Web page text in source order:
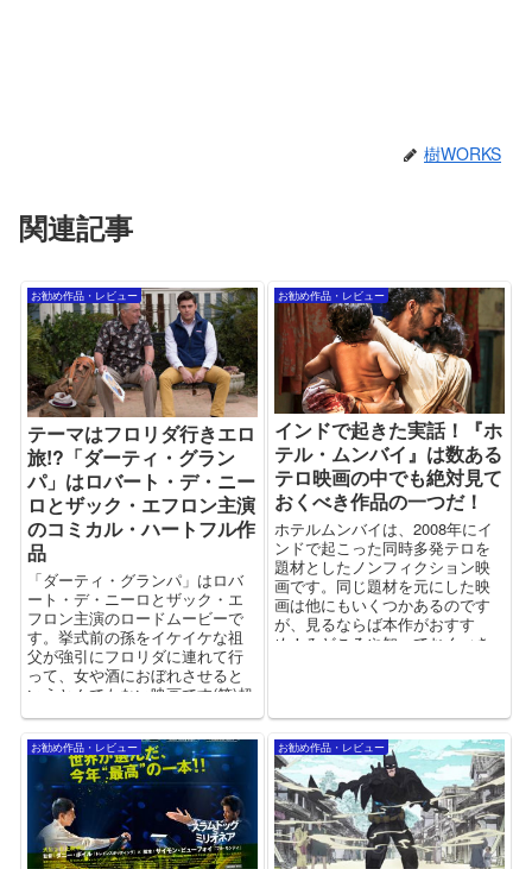
樹WORKS
関連記事
お勧め作品・レビュー
テーマはフロリダ行きエロ
旅!?「ダーティ・グラン
パ」はロバート・デ・ニー
ロとザック・エフロン主演
のコミカル・ハートフル作
品
「ダーティ・グランパ」はロバ
ート・デ・ニーロとザック・エ
フロン主演のロードムービーで
す。挙式前の孫をイケイケな祖
父が強引にフロリダに連れて行
って、女や酒におぼれさせると
いうとんでもない映画です(笑)超
コミカルな内容を名優が演じて
お勧め作品・レビュー
インドで起きた実話！『ホ
テル・ムンバイ』は数ある
テロ映画の中でも絶対見て
おくべき作品の一つだ！
ホテルムンバイは、2008年にイ
ンドで起こった同時多発テロを
題材としたノンフィクション映
画です。同じ題材を元にした映
画は他にもいくつかあるのです
が、見るならば本作がおすす
め！みどころや知っておくべき
お勧め作品・レビュー お勧め作品・レビュー